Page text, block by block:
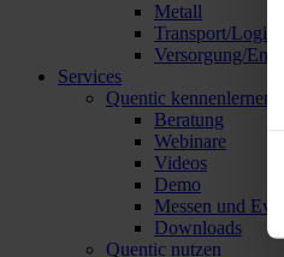
Metall
Transport/Logistik
Versorgung/
Services
Quentic kennenlernen
Beratung
Webinare
Videos
Demo
Messen und
Downloads
Quentic nutzen